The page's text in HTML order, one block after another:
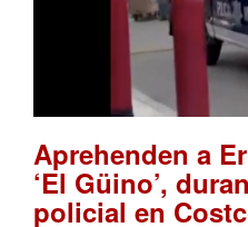
Aprehenden a
‘El Güino’,
policial en